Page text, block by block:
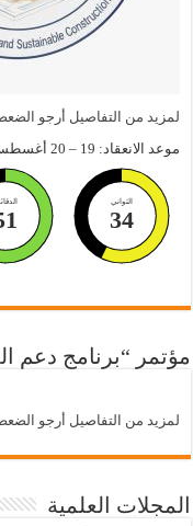
لمزيد من التفاصيل أرجو
موعد الانعقاد: 19 – 20 أغسطس 2026م
الثواني
33
مؤتمر “برنامج دعم
لمزيد من التفاصيل أرجو
المجلات العلمية